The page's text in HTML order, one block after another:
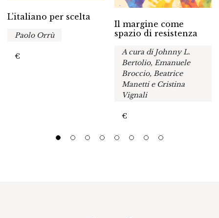
L’italiano per scelta
Paolo Orrù
€
Il margine come
spazio di resistenza
A cura di Johnny L.
Bertolio, Emanuele
Broccio, Beatrice
Manetti e Cristina
Vignali
€